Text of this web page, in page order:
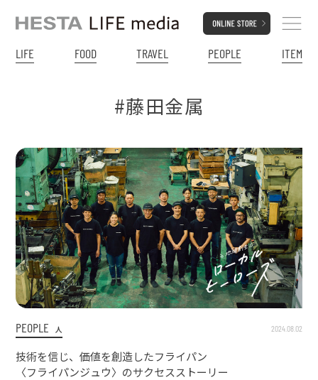
LIFE FOOD TRAVEL PEOPLE ITEM
#藤田金属
PEOPLE 人 2024.08.02
技術を信じ、価値を創造したフライパン
〈フライパンジュウ〉のサクセスストーリー